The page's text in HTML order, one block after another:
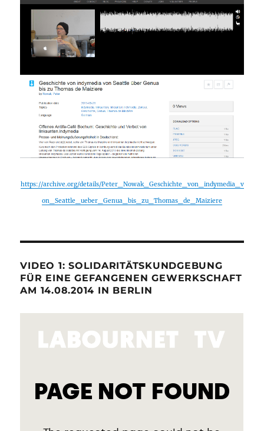
https://archive.org/details/Peter_Nowak_Geschichte_von_indymedia_v
on_Seattle_ueber_Genua_bis_zu_Thomas_de_Maiziere
VIDEO 1: SOLIDARITÄTSKUNDGEBUNG
FÜR EINE GEFANGENEN GEWERKSCHAFT
AM 14.08.2014 IN BERLIN